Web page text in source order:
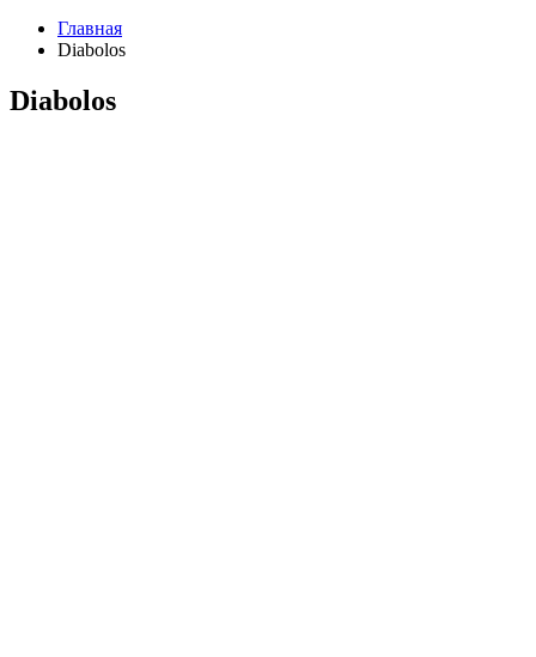
Главная
Diabolos
Diabolos